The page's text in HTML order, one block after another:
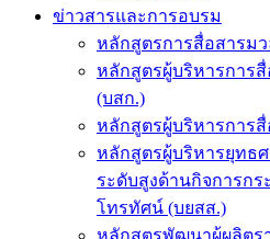
ข่าวสารและการอบรม
หลักสูตรการสื่อสารม
หลักสูตรผู้บริหารการ
(บสก.)
หลักสูตรผู้บริหารการ
หลักสูตรผู้บริหารยุทธ
ระดับสูงด้านกิจการกร
โทรทัศน์ (บยสส.)